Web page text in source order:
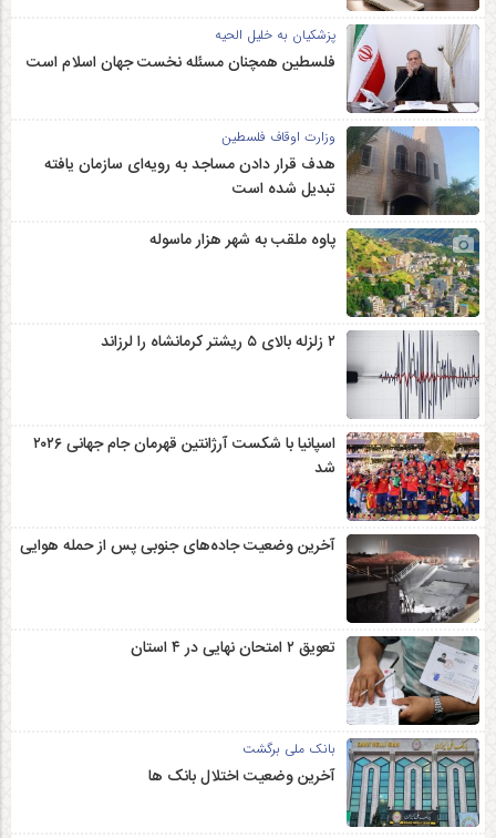
پزشکیان به خلیل الحیه
فلسطین همچنان مسئله نخست جهان اسلام است
وزارت اوقاف فلسطین
هدف قرار دادن مساجد به رویه‌ای سازمان‌ یافته
تبدیل شده است
پاوه ملقب به شهر هزار ماسوله
۲ زلزله‌ بالای ۵ ریشتر کرمانشاه را لرزاند
اسپانیا با شکست آرژانتین قهرمان جام جهانی ۲۰۲۶
شد
آخرین وضعیت جاده‌های جنوبی پس از حمله هوایی
تعویق ۲ امتحان نهایی در ۴ استان
بانک ملی برگشت
آخرین وضعیت اختلال بانک ها